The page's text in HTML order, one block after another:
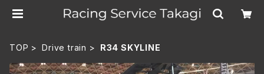
TOP Drive train R34 SKYLINE